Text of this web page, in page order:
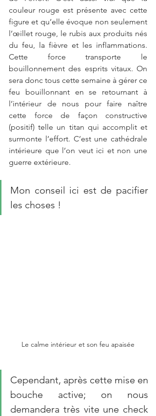
couleur rouge est présente avec cette
figure et qu’elle évoque non seulement
l’œillet rouge, le rubis aux produits nés
du feu, la fièvre et les inflammations.
Cette force transporte le
bouillonnement des esprits vitaux. On
sera donc tous cette semaine à gérer ce
feu bouillonnant en se retournant à
l’intérieur de nous pour faire naître
cette force de façon constructive
(positif) telle un titan qui accomplit et
surmonte l’effort. C’est une cathédrale
intérieure que l’on veut ici et non une
guerre extérieure.
Mon conseil ici est de pacifier
les choses !
Le calme intérieur et son feu apaisée
Cependant, après cette mise en
bouche active; on nous
demandera très vite une check